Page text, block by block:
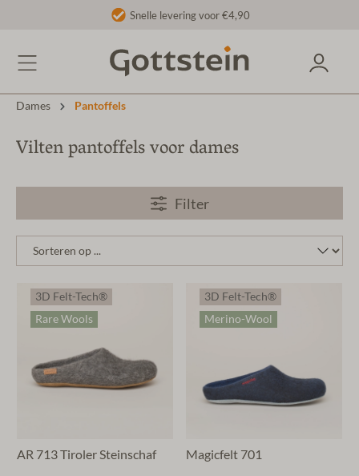
Snelle levering voor €4,90
Dames Pantoffels
Vilten pantoffels voor dames
Filter
3D Felt-Tech®
Rare Wools
AR 713 Tiroler Steinschaf
3D Felt-Tech®
Merino-Wool
Magicfelt 701